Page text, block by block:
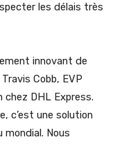
les délais très
innovant de
Cobb, EVP
chez DHL Express.
c’est une solution
Nous